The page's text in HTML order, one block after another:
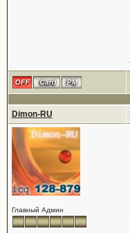
Dimon-RU
Главный Админ